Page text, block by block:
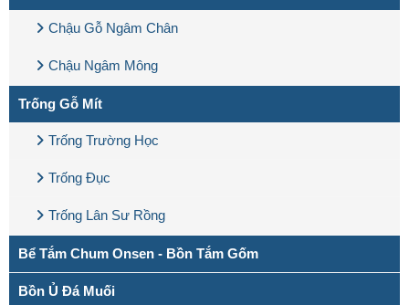
Chậu Gỗ Ngâm Chân
Chậu Ngâm Mông
Trống Gỗ Mít
Trống Trường Học
Trống Đục
Trống Lân Sư Rồng
Bể Tắm Chum Onsen - Bồn Tắm Gốm
Bồn Ủ Đá Muối